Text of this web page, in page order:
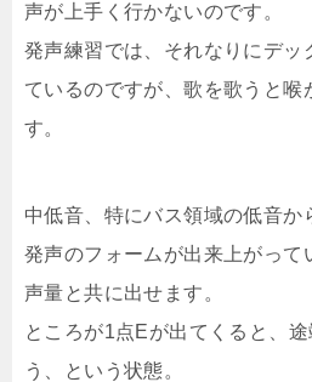
声が上手く行かないのです。
発声練習では、それなりにデッ
ているのですが、歌を歌うと喉
す。
中低音、特にバス領域の低音か
発声のフォームが出来上がって
声量と共に出せます。
ところが1点Eが出てくると、
う、という状態。